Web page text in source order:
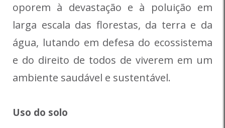
oporem à devastação e à poluição em
larga escala das florestas, da terra e da
água, lutando em defesa do ecossistema
e do direito de todos de viverem em um
ambiente saudável e sustentável.
Uso do solo